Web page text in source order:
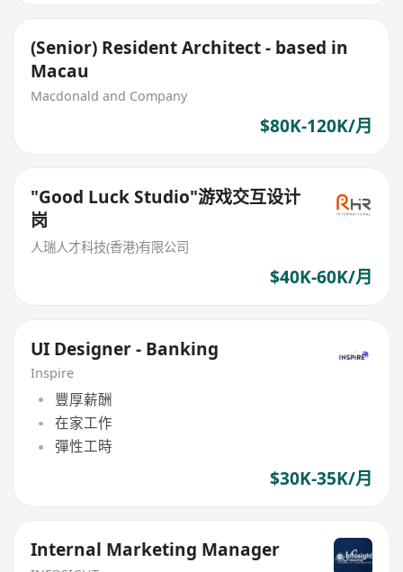
(Senior) Resident Architect - based in
Macau
Macdonald and Company
$80K-120K/月
"Good Luck Studio"游戏交互设计
岗
人瑞人才科技(香港)有限公司
$40K-60K/月
UI Designer - Banking
Inspire
豐厚薪酬
在家工作
彈性工時
$30K-35K/月
Internal Marketing Manager